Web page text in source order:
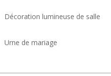
Décoration lumineuse de salle
Urne de mariage